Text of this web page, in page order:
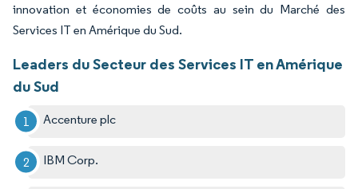
innovation et économies de coûts au sein du Marché des
Services IT en Amérique du Sud.
Leaders du Secteur des Services IT en Amérique
du Sud
Accenture plc
IBM Corp.